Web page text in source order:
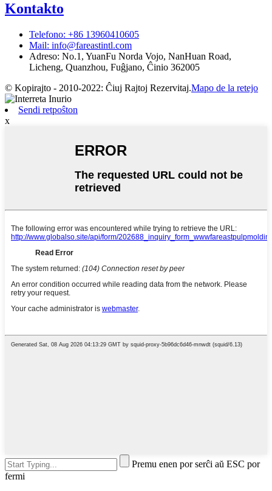
Kontakto
Telefono: +86 13960410605
Mail: info@fareastintl.com
Adreso: No.1, YuanFu Norda Vojo, NanHuan Road,
Licheng, Quanzhou, Fuĝjano, Ĉinio 362005
© Kopirajto - 2010-2022: Ĉiuj Rajtoj Rezervitaj.Mapo de la retejo
Sendi retpoŝton
x
Premu enen por serĉi aŭ ESC por
fermi